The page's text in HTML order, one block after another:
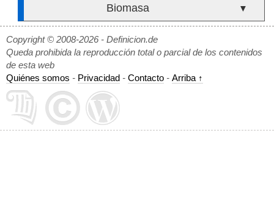
Biomasa ▼
Copyright © 2008-2026 - Definicion.de
Queda prohibida la reproducción total o parcial de los contenidos
de esta web
Quiénes somos - Privacidad - Contacto - Arriba ↑